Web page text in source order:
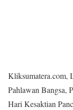
Kliksumatera.com,
Pahlawan Bangsa,
Hari Kesaktian